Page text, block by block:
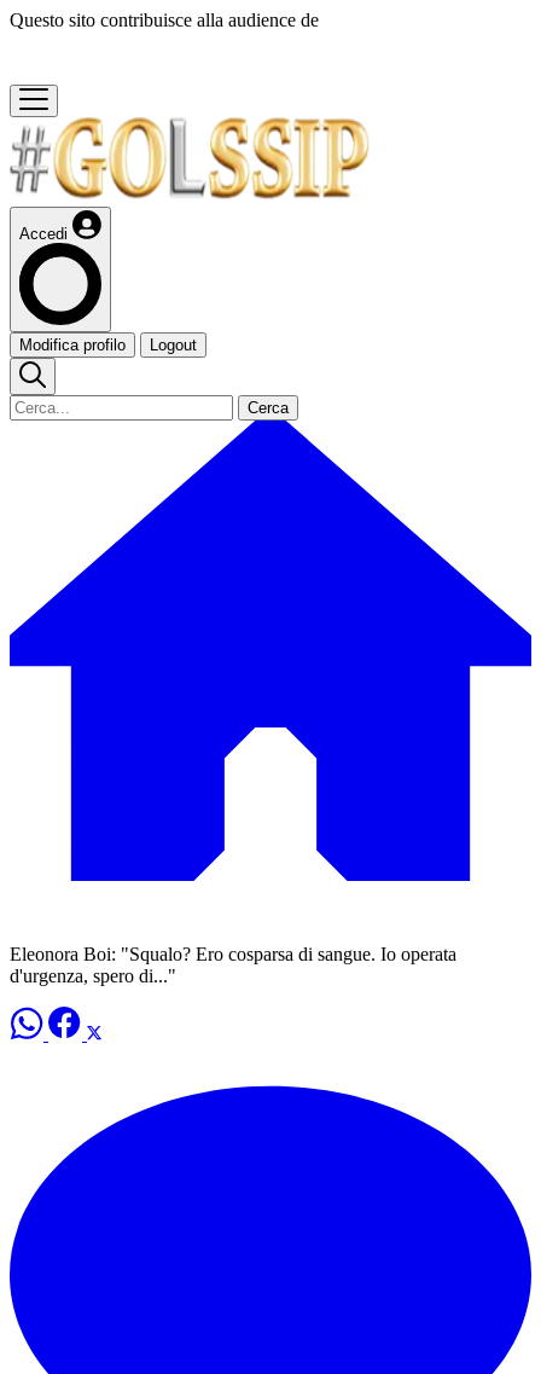
Questo sito contribuisce alla audience de
Accedi
Modifica profilo Logout
Cerca
Eleonora Boi: "Squalo? Ero cosparsa di sangue. Io operata
d'urgenza, spero di..."